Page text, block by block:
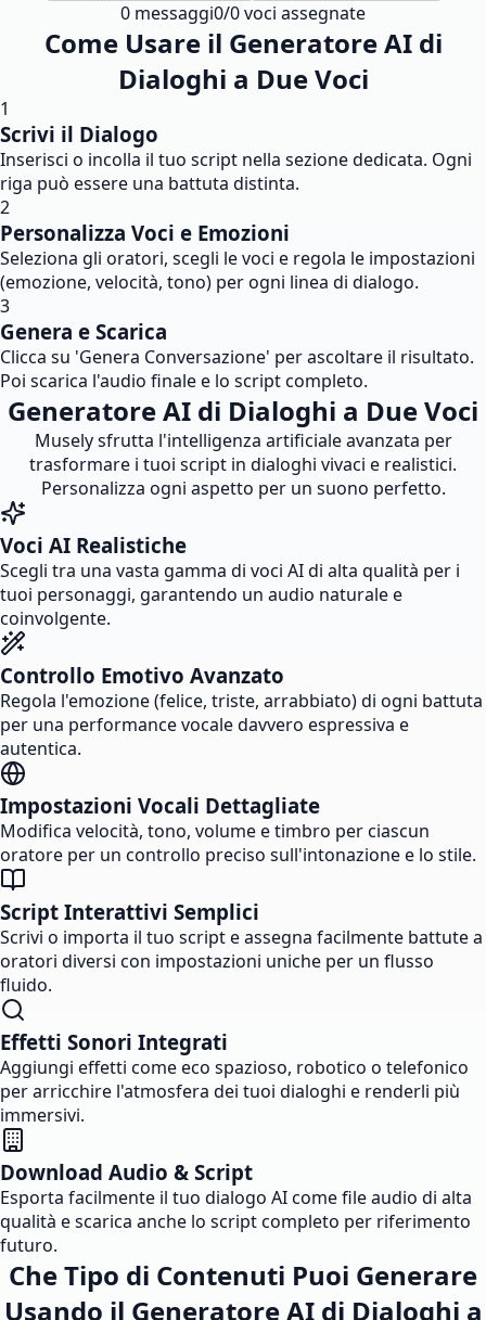
0 messaggi0/0voci assegnate
Come Usare il Generatore AI di
Dialoghi a Due Voci
1
Scrivi il Dialogo
Inserisci o incolla il tuo script nella sezione dedicata. Ogni
riga può essere una battuta distinta.
2
Personalizza Voci e Emozioni
Seleziona gli oratori, scegli le voci e regola le impostazioni
(emozione, velocità, tono) per ogni linea di dialogo.
3
Genera e Scarica
Clicca su 'Genera Conversazione' per ascoltare il risultato.
Poi scarica l'audio finale e lo script completo.
Generatore AI di Dialoghi a Due Voci
Musely sfrutta l'intelligenza artificiale avanzata per
trasformare i tuoi script in dialoghi vivaci e realistici.
Personalizza ogni aspetto per un suono perfetto.
Voci AI Realistiche
Scegli tra una vasta gamma di voci AI di alta qualità per i
tuoi personaggi, garantendo un audio naturale e
coinvolgente.
Controllo Emotivo Avanzato
Regola l'emozione (felice, triste, arrabbiato) di ogni battuta
per una performance vocale davvero espressiva e
autentica.
Impostazioni Vocali Dettagliate
Modifica velocità, tono, volume e timbro per ciascun
oratore per un controllo preciso sull'intonazione e lo stile.
Script Interattivi Semplici
Scrivi o importa il tuo script e assegna facilmente battute a
oratori diversi con impostazioni uniche per un flusso
fluido.
Effetti Sonori Integrati
Aggiungi effetti come eco spazioso, robotico o telefonico
per arricchire l'atmosfera dei tuoi dialoghi e renderli più
immersivi.
Download Audio & Script
Esporta facilmente il tuo dialogo AI come file audio di alta
qualità e scarica anche lo script completo per riferimento
futuro.
Che Tipo di Contenuti Puoi Generare
Usando il Generatore AI di Dialoghi a